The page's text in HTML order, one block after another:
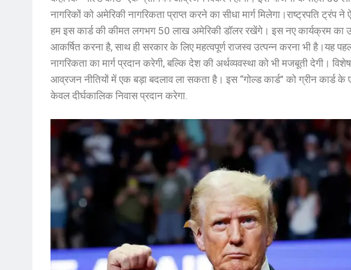
नागरिकों को अमेरिकी नागरिकता प्राप्त करने का सीधा मार्ग मिलेगा।राष्ट्रपति ट्रंप ने
हम इस कार्ड की कीमत लगभग 50 लाख अमेरिकी डॉलर रखेंगे। इस नए कार्यक्रम का
आकर्षित करना है, साथ ही सरकार के लिए महत्वपूर्ण राजस्व उत्पन्न करना भी है।यह
नागरिकता का मार्ग प्रदान करेगी, बल्कि देश की अर्थव्यवस्था को भी मजबूती देगी।
आव्रजन नीतियों में एक बड़ा बदलाव ला सकता है। इस “गोल्ड कार्ड” को ग्रीन
केवल दीर्घकालिक निवास प्रदान करेगा.